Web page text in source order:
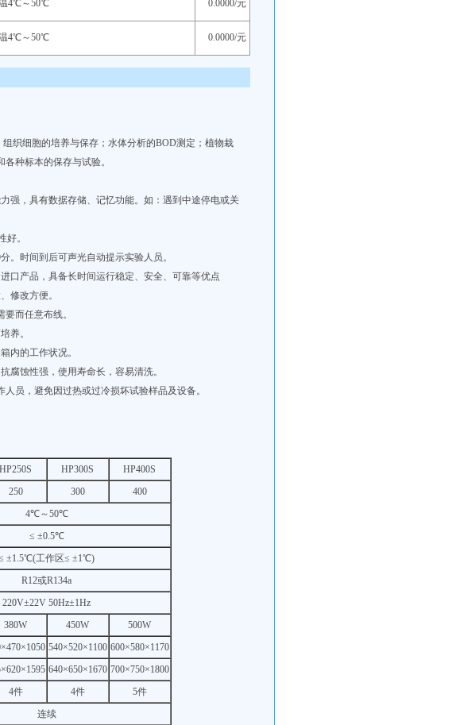
4℃～50℃ 0.0000/元
4℃～50℃ 0.0000/元
织细胞的培养与保存；水体分析的BOD测定；植物栽
种标本的保存与试验。
强，具有数据存储、记忆功能。如：遇到中途停电或关
好。
。时间到后可声光自动提示实验人员。
口产品，具备长时间运行稳定、安全、可靠等优点
修改方便。
而任意布线。
养。
内的工作状况。
腐蚀性强，使用寿命长，容易清洗。
员，避免因过热或过冷损坏试验样品及设备。
HP250S HP300S
HP400S
250 300
400
4℃～50℃
≤ ±0.5℃
±1.5℃(工作区≤ ±1℃)
R12或R134a
220V±22V 50Hz±1Hz
380W 450W
500W
540×520×1100 600×580×1170
640×650×1670 700×750×1800
4件 4件
5件
连续